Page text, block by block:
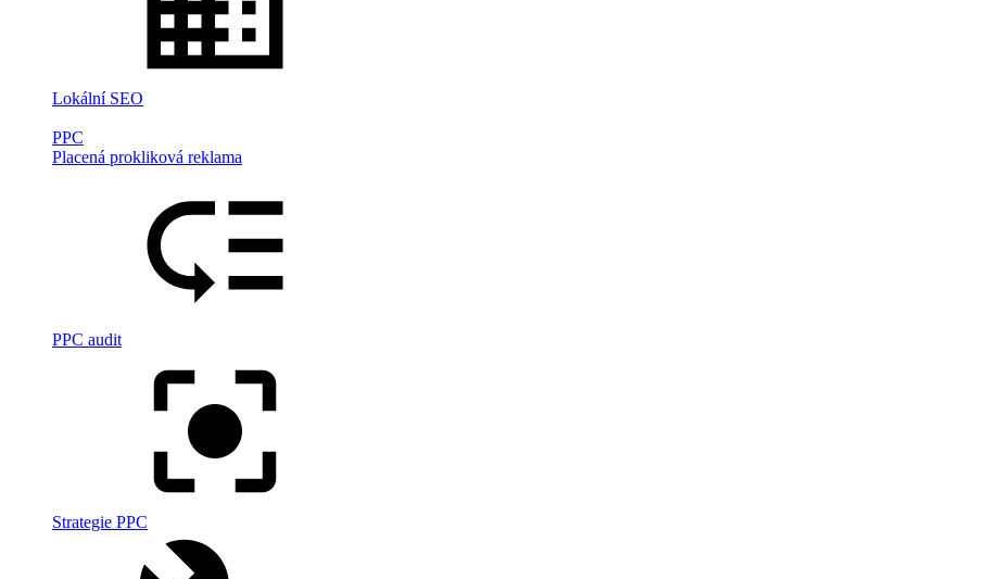
Lokální SEO
PPC
Placená prokliková reklama
PPC audit
Strategie PPC